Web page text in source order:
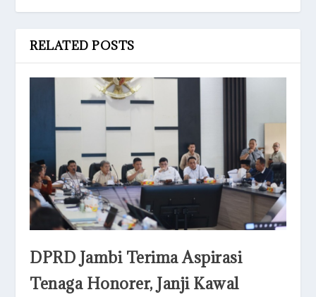
RELATED POSTS
DPRD Jambi Terima Aspirasi
Tenaga Honorer, Janji Kawal